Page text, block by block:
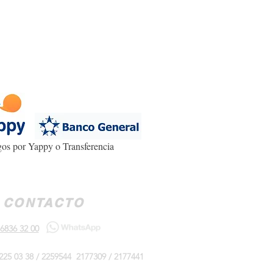
por Yappy o Transferencia
CONTACTO
6836 32 00
225 03 38 / 2259544 2177309 / 2177441